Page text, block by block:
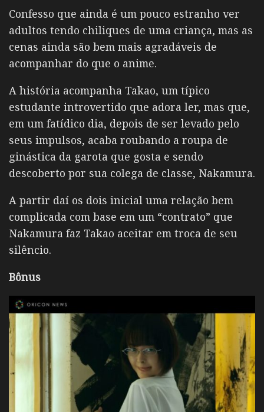
Confesso que ainda é um pouco estranho ver
adultos tendo chiliques de uma criança, mas as
cenas ainda são bem mais agradáveis de
acompanhar do que o anime.
A história acompanha Takao, um típico
estudante introvertido que adora ler, mas que,
em um fatídico dia, depois de ser levado pelo
seus impulsos, acaba roubando a roupa de
ginástica da garota que gosta e sendo
descoberto por sua colega de classe, Nakamura.
A partir daí os dois inicial uma relação bem
complicada com base em um “contrato” que
Nakamura faz Takao aceitar em troca de seu
silêncio.
Bônus